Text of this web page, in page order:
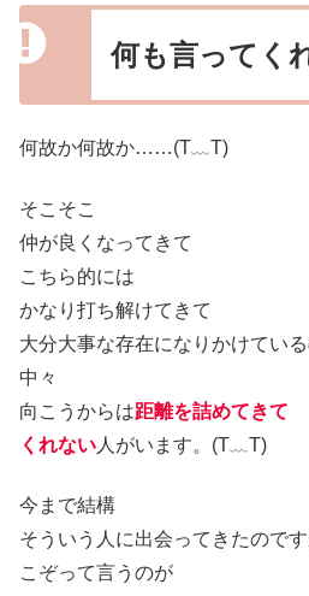
何も言ってく
何故か何故か……(T﹏T)
そこそこ
仲が良くなってきて
こちら的には
かなり打ち解けてきて
大分大事な存在になりかけてい
中々
向こうからは距離を詰めてきて
くれない 人がいます。(T﹏T)
今まで結構
そういう人に出会ってきたので
こぞって言うのが